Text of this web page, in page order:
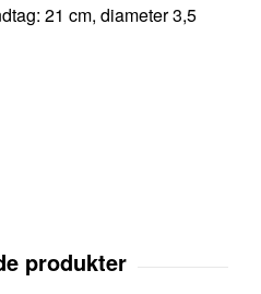
21 cm, diameter 3,5